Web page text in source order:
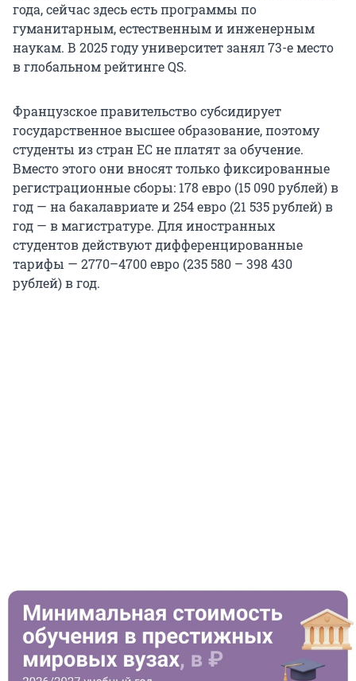
года, сейчас здесь есть программы по
гуманитарным, естественным и инженерным
наукам. В 2025 году университет занял73-еместо
в глобальном рейтинге QS.
Французское правительство субсидирует
государственное высшее образование, поэтому
студенты из стран ЕС не платят за обучение.
Вместо этого они вносят только фиксированные
регистрационные сборы: 178 евро (15 090рублей) в
год — на бакалавриате и254евро (21 535рублей) в
год — в магистратуре. Для иностранных
студентов действуют дифференцированные
тарифы — 2770–4700евро (235 580 – 398 430
рублей) в год.